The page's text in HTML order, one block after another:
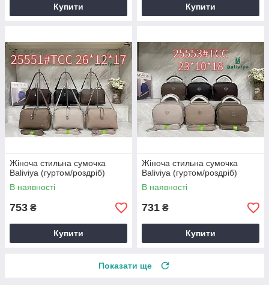
Купити Купити
Жіноча стильна сумочка
Baliviya (гуртом/роздріб)
В наявності
753 ₴
Купити
Жіноча стильна сумочка
Baliviya (гуртом/роздріб)
В наявності
731 ₴
Купити
Показати ще